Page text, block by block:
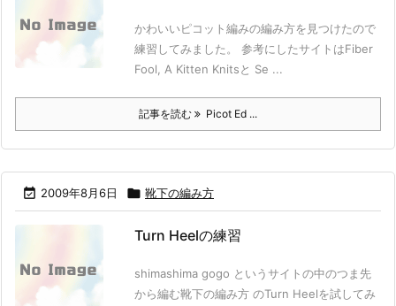
かわいいピコット編みの編み方を見つけたので
練習してみました。 参考にしたサイトはFiber
Fool, A Kitten Knitsと Se ...
記事を読む Picot Ed ...
 2009年8月6日  靴下の編み方
Turn Heelの練習
shimashima gogo というサイトの中のつま先
から編む靴下の編み方 のTurn Heelを試してみ